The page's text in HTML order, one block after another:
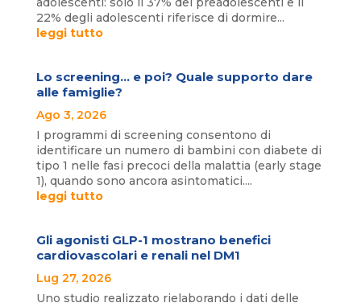
22% degli adolescenti riferisce di dormire...
leggi tutto
Lo screening… e poi? Quale supporto dare
alle famiglie?
Ago 3, 2026
I programmi di screening consentono di
identificare un numero di bambini con diabete di
tipo 1 nelle fasi precoci della malattia (early stage
1), quando sono ancora asintomatici....
leggi tutto
Gli agonisti GLP-1 mostrano benefici
cardiovascolari e renali nel DM1
Lug 27, 2026
Uno studio realizzato rielaborando i dati delle